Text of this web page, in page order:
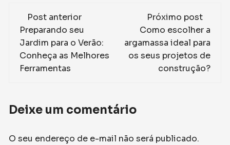
Navegação
de
post
Post anterior
Preparando seu
Jardim para o Verão:
Conheça as Melhores
Ferramentas
Próximo post
Como escolher a
argamassa ideal para
os seus projetos de
construção?
Deixe um comentário
O seu endereço de e-mail não será publicado.